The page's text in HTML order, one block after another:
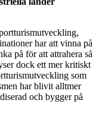
har att vinna på
på för att attrahera så
dock ett mer kritiskt
som
har blivit alltmer
och bygger på